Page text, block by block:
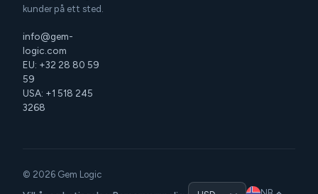
kunder på ett sted.
info@gem-
logic.com
EU: +32 28 80 59
59
USA: +1 518 245
3268
© 2026 Gem Logic